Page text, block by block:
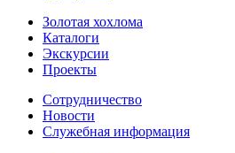
Золотая хохлома
Каталоги
Экскурсии
Проекты
Сотрудничество
Новости
Служебная информация